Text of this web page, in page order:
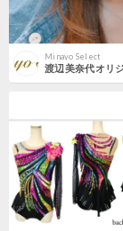
Minayo Select